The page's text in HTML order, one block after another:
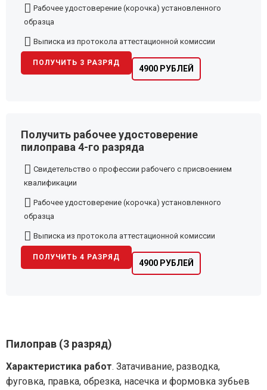
Рабочее удостоверение (корочка) установленного
образца
Выписка из протокола аттестационной комиссии
4900 РУБЛЕЙ
ПОЛУЧИТЬ 3 РАЗРЯД
Получить рабочее удостоверение
пилоправа 4-го разряда
Свидетельство о профессии рабочего с присвоением
квалификации
Рабочее удостоверение (корочка) установленного
образца
Выписка из протокола аттестационной комиссии
4900 РУБЛЕЙ
ПОЛУЧИТЬ 4 РАЗРЯД
Пилоправ (3 разряд)
Характеристика работ. Затачивание, разводка,
фуговка, правка, обрезка, насечка и формовка зубьев